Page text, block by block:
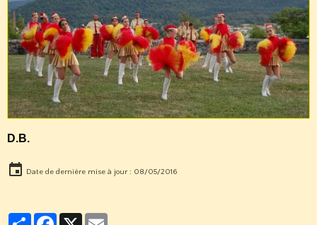
D.B.
Date de dernière mise à jour : 08/05/2016
PartagerFacebook
X